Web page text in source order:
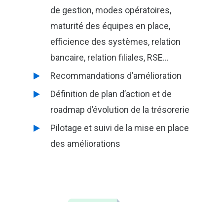
de gestion, modes opératoires,
maturité des équipes en place,
efficience des systèmes, relation
bancaire, relation filiales, RSE…
Recommandations d’amélioration
Définition de plan d’action et de
roadmap d’évolution de la trésorerie
Pilotage et suivi de la mise en place
des améliorations